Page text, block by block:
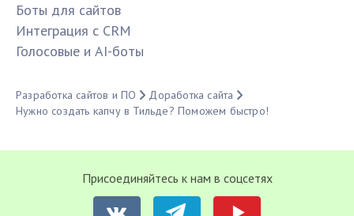
Боты для сайтов
Интеграция с CRM
Голосовые и AI-боты
Разработка сайтов и ПО
Доработка сайта
Нужно создать капчу в Тильде? Поможем быстро!
Присоединяйтесь к нам в соцсетях